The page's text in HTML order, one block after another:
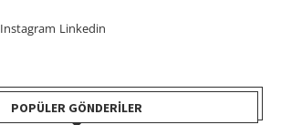
Instagram Linkedin
POPÜLER GÖNDERILER